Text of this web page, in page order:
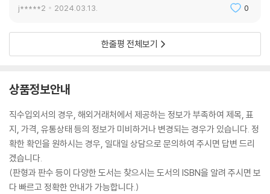
j*****2 2024.03.13. 0
한줄평 전체보기
상품정보안내
직수입외서의 경우, 해외거래처에서 제공하는 정보가 부족하여 제목, 표
지, 가격, 유통상태 등의 정보가 미비하거나 변경되는 경우가 있습니다. 정
확한 확인을 원하시는 경우, 일대일 상담으로 문의하여 주시면 답변 드리
겠습니다.
(판형과 판수 등이 다양한 도서는 찾으시는 도서의 ISBN을 알려 주시면 보
다 빠르고 정확한 안내가 가능합니다.)